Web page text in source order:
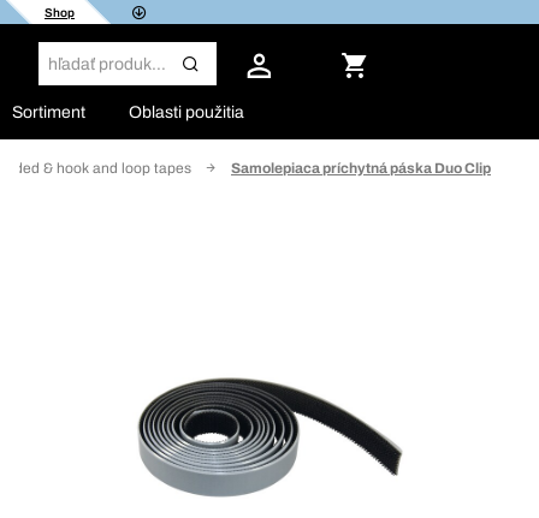
Shop
Sortiment Oblasti použitia
& hook and loop tapes Samolepiaca príchytná páska Duo Clip